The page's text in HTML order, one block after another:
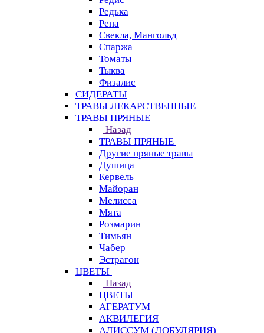
Редька
Репа
Свекла, Мангольд
Спаржа
Томаты
Тыква
Физалис
СИДЕРАТЫ
ТРАВЫ ЛЕКАРСТВЕННЫЕ
ТРАВЫ ПРЯНЫЕ
Назад
ТРАВЫ ПРЯНЫЕ
Другие пряные травы
Душица
Кервель
Майоран
Мелисса
Мята
Розмарин
Тимьян
Чабер
Эстрагон
ЦВЕТЫ
Назад
ЦВЕТЫ
АГЕРАТУМ
АКВИЛЕГИЯ
АЛИССУМ (ЛОБУЛЯРИЯ)